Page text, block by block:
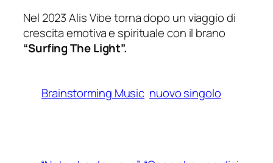
Nel 2023 Alis Vibe torna dopo un viaggio di
crescita emotiva e spirituale con il brano
“Surfing The Light”.
Brainstorming Music nuovo singolo